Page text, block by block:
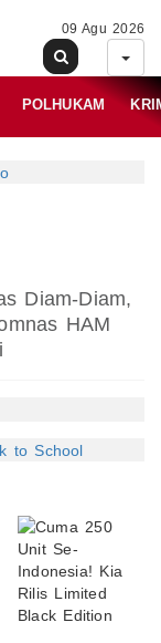
09 Agu 2026
POLHUKAM
Diam-Diam,
HAM